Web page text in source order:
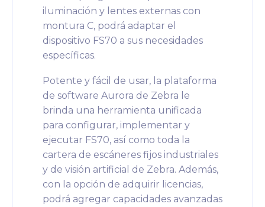
iluminación y lentes externas con
montura C, podrá adaptar el
dispositivo FS70 a sus necesidades
específicas.
Potente y fácil de usar, la plataforma
de software Aurora de Zebra le
brinda una herramienta unificada
para configurar, implementar y
ejecutar FS70, así como toda la
cartera de escáneres fijos industriales
y de visión artificial de Zebra. Además,
con la opción de adquirir licencias,
podrá agregar capacidades avanzadas